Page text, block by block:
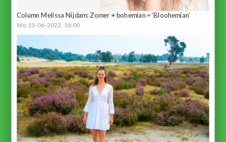
Column Melissa Nijdam: Zomer + bohemian = ‘Bloohemian’
Wo 15-06-2022, 16:00